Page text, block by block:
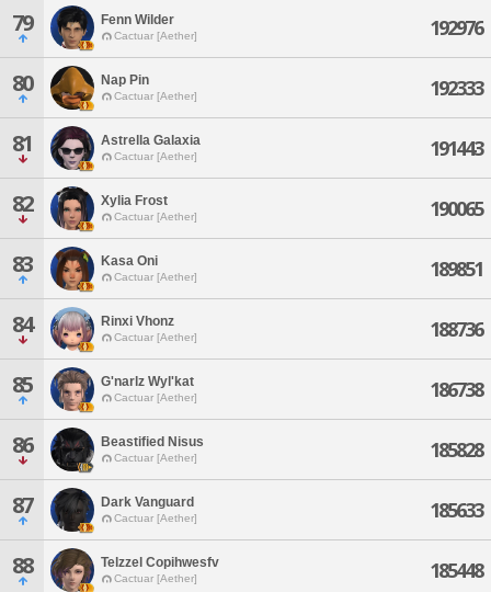
79 Fenn Wilder
Cactuar [Aether] 192976
80 Nap Pin
Cactuar [Aether] 192333
81 Astrella Galaxia
Cactuar [Aether] 191443
82 Xylia Frost
Cactuar [Aether] 190065
83 Kasa Oni
Cactuar [Aether] 189851
84 Rinxi Vhonz
Cactuar [Aether] 188736
85 G'narlz Wyl'kat
Cactuar [Aether] 186738
86 Beastified Nisus
Cactuar [Aether] 185828
87 Dark Vanguard
Cactuar [Aether] 185633
88 Telzzel Copihwesfv
Cactuar [Aether] 185448